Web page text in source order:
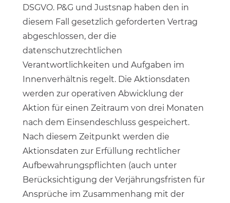
DSGVO. P&G und Justsnap haben den in
diesem Fall gesetzlich geforderten Vertrag
abgeschlossen, der die
datenschutzrechtlichen
Verantwortlichkeiten und Aufgaben im
Innenverhältnis regelt. Die Aktionsdaten
werden zur operativen Abwicklung der
Aktion für einen Zeitraum von drei Monaten
nach dem Einsendeschluss gespeichert.
Nach diesem Zeitpunkt werden die
Aktionsdaten zur Erfüllung rechtlicher
Aufbewahrungspflichten (auch unter
Berücksichtigung der Verjährungsfristen für
Ansprüche im Zusammenhang mit der